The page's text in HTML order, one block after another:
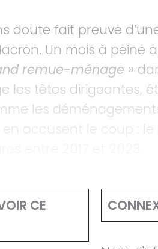
doute fait preuve
Un mois à peine
remue-ménage »
les têtes dirigeantes,
les
accusent le coup :
entre 2017 et 2023.
CE